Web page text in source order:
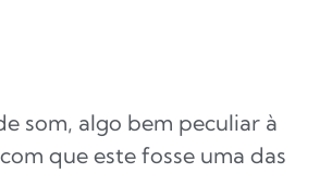
som, algo bem peculiar à
que este fosse uma das